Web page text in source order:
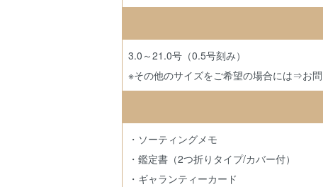
3.0～21.0号（0.5号刻み）
※その他のサイズをご希望の場合には⇒お問
・ソーティングメモ
・鑑定書（2つ折りタイプ/カバー付）
・ギャランティーカード